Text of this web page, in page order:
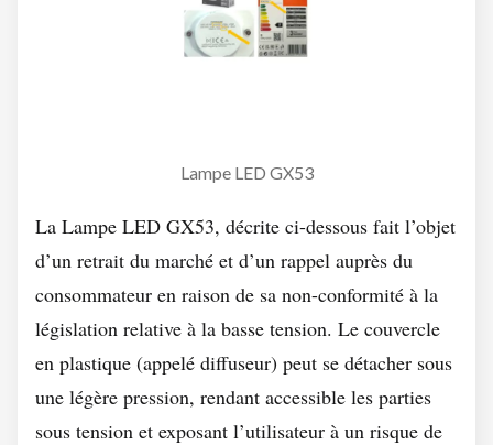
Lampe LED GX53
La Lampe LED GX53, décrite ci-dessous fait l’objet
d’un retrait du marché et d’un rappel auprès du
consommateur en raison de sa non-conformité à la
législation relative à la basse tension. Le couvercle
en plastique (appelé diffuseur) peut se détacher sous
une légère pression, rendant accessible les parties
sous tension et exposant l’utilisateur à un risque de